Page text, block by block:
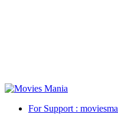
For Support :